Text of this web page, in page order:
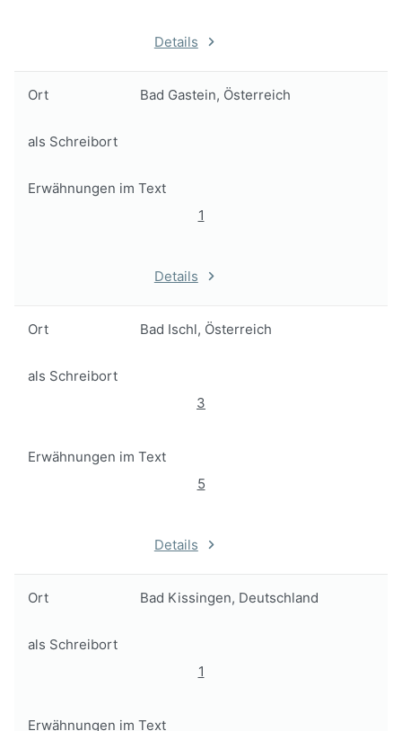
Details
Ort Bad Gastein, Österreich
als Schreibort
Erwähnungen im Text
1
Details
Ort Bad Ischl, Österreich
als Schreibort
3
Erwähnungen im Text
5
Details
Ort Bad Kissingen, Deutschland
als Schreibort
1
Erwähnungen im Text